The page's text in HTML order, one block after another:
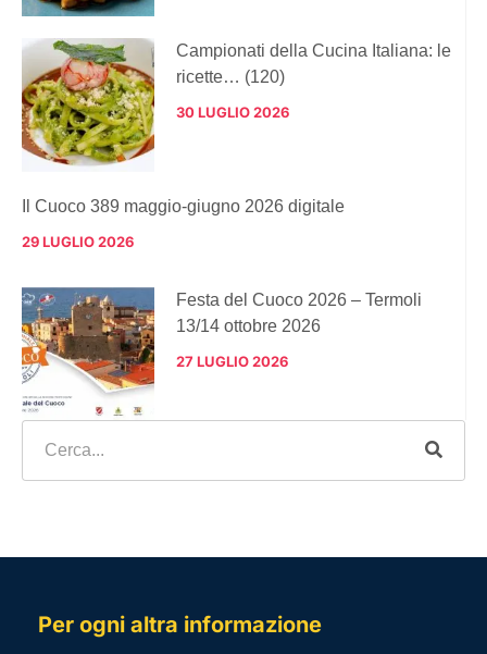
Campionati della Cucina Italiana: le
ricette… (120)
30 LUGLIO 2026
Il Cuoco 389 maggio-giugno 2026 digitale
29 LUGLIO 2026
Festa del Cuoco 2026 – Termoli
13/14 ottobre 2026
27 LUGLIO 2026
Per ogni altra informazione